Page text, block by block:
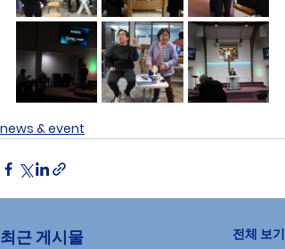
news & event
최근 게시물 전체 보기